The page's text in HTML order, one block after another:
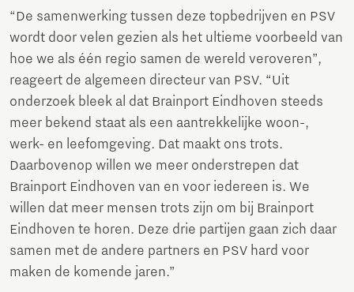
“De samenwerking tussen deze topbedrijven en PSV
wordt door velen gezien als het ultieme voorbeeld van
hoe we als één regio samen de wereld veroveren”,
reageert de algemeen directeur van PSV. “Uit
onderzoek bleek al dat Brainport Eindhoven steeds
meer bekend staat als een aantrekkelijke woon-,
werk- en leefomgeving. Dat maakt ons trots.
Daarbovenop willen we meer onderstrepen dat
Brainport Eindhoven van en voor iedereen is. We
willen dat meer mensen trots zijn om bij Brainport
Eindhoven te horen. Deze drie partijen gaan zich daar
samen met de andere partners en PSV hard voor
maken de komende jaren.”